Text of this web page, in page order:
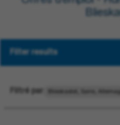
Filter results
Filtré par